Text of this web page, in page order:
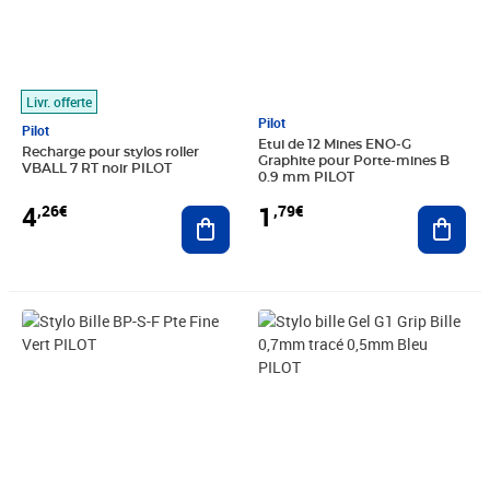
Livr. offerte
Pilot
Recharge pour stylos roller
VBALL 7 RT noir PILOT
4,26€ Ajouter au panier
Pilot
Etui de 12 Mines ENO-G
Graphite pour Porte-mines B
0.9 mm PILOT
1 ,79€
Prix 1,86€ Prix 1,87€